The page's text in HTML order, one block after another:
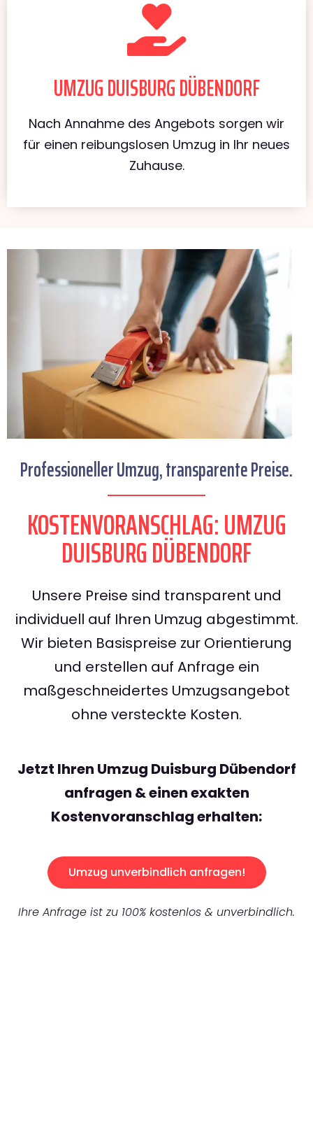
UMZUG DUISBURG DÜBENDORF
Nach Annahme des Angebots sorgen wir
für einen reibungslosen Umzug in Ihr neues
Zuhause.
Professioneller Umzug, transparente Preise.
KOSTENVORANSCHLAG: UMZUG
DUISBURG DÜBENDORF
Unsere Preise sind transparent und
individuell auf Ihren Umzug abgestimmt.
Wir bieten Basispreise zur Orientierung
und erstellen auf Anfrage ein
maßgeschneidertes Umzugsangebot
ohne versteckte Kosten.
Jetzt Ihren Umzug Duisburg Dübendorf
anfragen & einen exakten
Kostenvoranschlag erhalten:
Umzug unverbindlich anfragen!
Ihre Anfrage ist zu 100% kostenlos & unverbindlich.